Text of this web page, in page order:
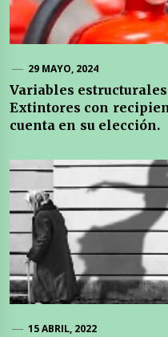
29 MAYO, 2024
Variables
Extintores con
cuenta en su elección.
15 ABRIL, 2022